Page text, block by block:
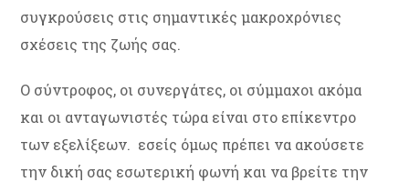
συγκρούσεις στις σημαντικές μακροχρόνιες
σχέσεις της ζωής σας.
Ο σύντροφος, οι συνεργάτες, οι σύμμαχοι ακόμα
και οι ανταγωνιστές τώρα είναι στο επίκεντρο
των εξελίξεων. εσείς όμως πρέπει να ακούσετε
την δική σας εσωτερική φωνή και να βρείτε την